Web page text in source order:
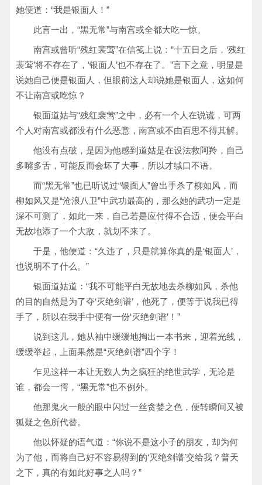
她便道：“我是银面人！”
此言一出，“黑无常”与南宫或全都大吃一惊。
南宫或曾听“残红裴莺”在信笺上说：“十五日之后，‘残红
裴莺’将不存在了，‘银面人’也不存在了。”言下之意，明显是
说她自己便是银面人，但眼前这人却说她是银面人，这如何
不让南宫或吃惊？
银面道姑与“残红裴莺”之中，必有一个人在说谎，可两
个人对南宫或都没有什么恶意，南宫或不由百思不得其解。
他没有点破，是因为他感到道姑是在设法救阿羚，自己
多嘴多舌，可能反而会坏了大事，所以才缄口不语。
而“黑无常”也已听说过“银面人”曾出手杀了柳如风，而
柳如风又是“沧浪八卫”中武功最高的，那么她的武功一定是
深不可测了，如此一来，自己若是应付得不合适，便会平白
无故地添了一个大敌，就划不来了。
于是，他便道：“久违了，只是就算你真的是‘银面人’，
也说明不了什么。”
银面道姑道：“我不可能平白无故地去杀柳如风，杀他
的目的自然是为了夺‘灭绝剑谱’，他死了，便等于说我已得
手了，所以在我手中便有一份‘灭绝剑谱’！”
说到这儿，她从袖中缓缓地掏出一本书来，迎着光线，
缓缓举起，上面果然是“灭绝剑谱”四个字！
乍见这样一本让无数人为之疯狂的绝世武学，无论是
谁，都会一愕，“黑无常”也不例外。
他那鬼火一般的眼中闪过一丝贪婪之色，便转瞬间又被
狐疑之色所代替。
他以怀疑的语气道：“你说不是这小子的朋友，却为何
为了他，而将自己好不容易得到的‘灭绝剑谱’交给我？普天
之下，真的有如此好事之人吗？”